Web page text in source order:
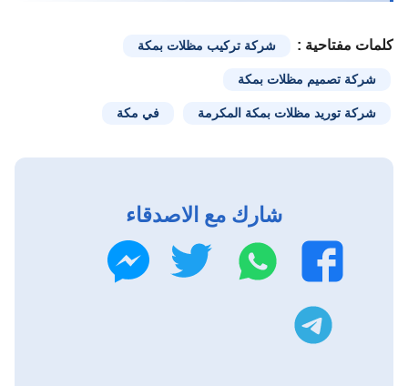
كلمات مفتاحية : شركة تركيب مظلات بمكة
شركة تصميم مظلات بمكة
شركة توريد مظلات بمكة المكرمة في مكة
شارك مع الاصدقاء
فيسبوك
واتساب تويتر